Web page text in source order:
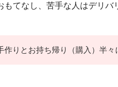
てなし、苦手な人はデリバ
作りとお持ち帰り（購入）半々